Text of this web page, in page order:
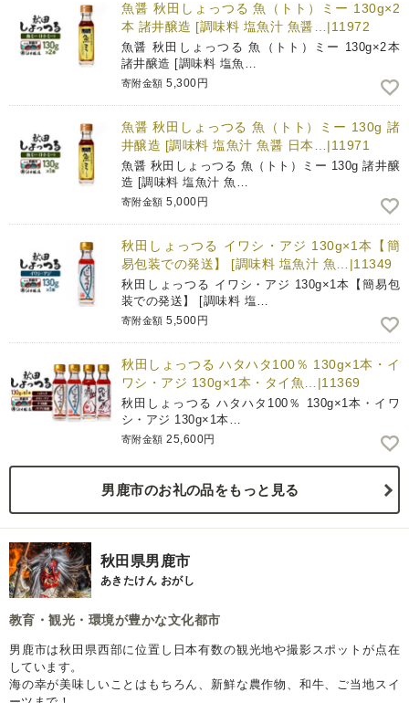
魚醤 秋田しょっつる 魚（トト）ミー 130g×2
本 諸井醸造 [調味料 塩魚汁 魚醤…|11972
魚醤 秋田しょっつる 魚（トト）ミー 130g×2本
諸井醸造 [調味料 塩魚…
寄附金額 5,300円
魚醤 秋田しょっつる 魚（トト）ミー 130g 諸
井醸造 [調味料 塩魚汁 魚醤 日本…|11971
魚醤 秋田しょっつる 魚（トト）ミー 130g 諸井醸
造 [調味料 塩魚汁 魚…
寄附金額 5,000円
秋田しょっつる イワシ・アジ 130g×1本【簡
易包装での発送】 [調味料 塩魚汁 魚…|11349
秋田しょっつる イワシ・アジ 130g×1本【簡易包
装での発送】 [調味料 塩…
寄附金額 5,500円
秋田しょっつる ハタハタ100％ 130g×1本・イ
ワシ・アジ 130g×1本・タイ魚…|11369
秋田しょっつる ハタハタ100％ 130g×1本・イワ
シ・アジ 130g×1本…
寄附金額 25,600円
男鹿市のお礼の品をもっと見る
秋田県男鹿市
あきたけん おがし
教育・観光・環境が豊かな文化都市
男鹿市は秋田県西部に位置し日本有数の観光地や撮影スポットが点在
しています。
海の幸が美味しいことはもちろん、新鮮な農作物、和牛、ご当地スイ